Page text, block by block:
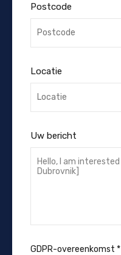
Postcode
Locatie
Uw bericht
GDPR-overeenkomst *